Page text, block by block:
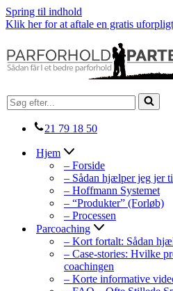
Spring til indhold
Klik her for at aftale en gratis
Søg
efter...
21 79 18 50
Hjem
– Forside
– Sådan hjælper jeg jer
– Hoffmann Systemet
– “Produkter” (Forløb)
– Processen
Parcoaching
– Kort fortalt: Sådan
– Case-stories: Hvilke
coachingen
– Korte informative